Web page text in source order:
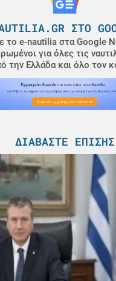
ΣΤΟ
το e-nautilia στα Google
για όλες τις
την Ελλάδα και όλο τον
ΔΙΑΒΆΣΤΕ ΕΠΊΣΗΣ